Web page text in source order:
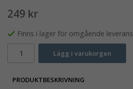
249 kr
Finns i lager för omgående leverans
Lägg i varukorgen
PRODUKTBESKRIVNING